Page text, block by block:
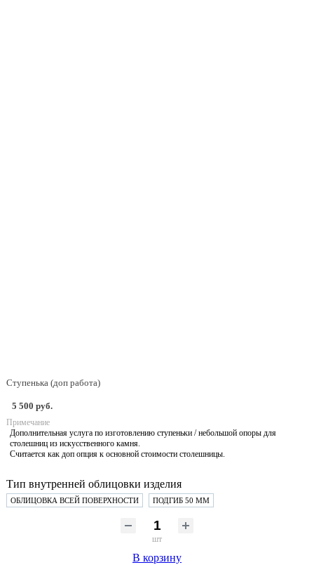
Ступенька (доп работа)
5 500 руб.
Примечание
Дополнительная услуга по изготовлению ступеньки / небольшой опоры для
столешниц из искусственного камня.
Считается как доп опция к основной стоимости столешницы.
Тип внутренней облицовки изделия
ОБЛИЦОВКА ВСЕЙ ПОВЕРХНОСТИ ПОДГИБ 50 ММ
шт
В корзину